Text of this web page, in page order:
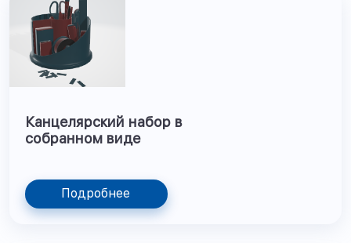
Канцелярский набор в
собранном виде
Подробнее